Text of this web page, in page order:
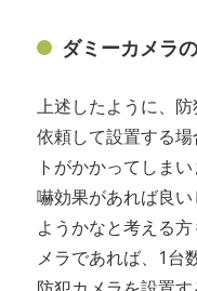
ダミーカメラ
上述したように、
依頼して設置する
トがかかってしま
嚇効果があれば良
ようかなと考える
メラであれば、1台